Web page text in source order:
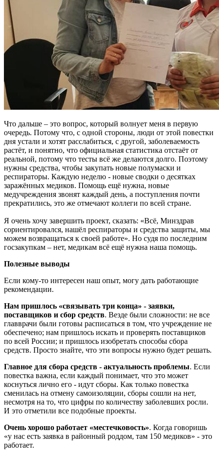
Что дальше – это вопрос, который волнует меня в первую
очередь. Потому что, с одной стороны, люди от этой повестки
дня устали и хотят расслабиться, с другой, заболеваемость
растёт, и понятно, что официальная статистика отстаёт от
реальной, потому что тесты всё же делаются долго. Поэтому
нужны средства, чтобы закупать новые полумаски и
респираторы. Каждую неделю - новые сводки о десятках
заражённых медиков. Помощь ещё нужна, новые
медучреждения звонят каждый день, а поступления почти
прекратились, это же отмечают коллеги по всей стране.
Я очень хочу завершить проект, сказать: «Всё, Минздрав
сориентировался, нашёл респираторы и средства защиты, мы
можем возвращаться к своей работе». Но судя по последним
госзакупкам – нет, медикам всё ещё нужна наша помощь.
Полезные выводы
Если кому-то интересен наш опыт, могу дать работающие
рекомендации.
Нам пришлось «связывать три конца» - заявки,
поставщиков и сбор средств. Везде были сложности: не все
главврачи были готовы расписаться в том, что учреждение не
обеспечено; нам пришлось искать и проверять поставщиков
по всей России; и пришлось изобретать способы сбора
средств. Просто знайте, что эти вопросы нужно будет решать.
Главное для сбора средств - актуальность проблемы. Если
повестка важна, если каждый понимает, что это может
коснуться лично его - идут сборы. Как только повестка
сменилась на отмену самоизоляции, сборы сошли на нет,
несмотря на то, что цифры по количеству заболевших росли.
И это отметили все подобные проекты.
Очень хорошо работает «местечковость». Когда говоришь
«у нас есть заявка в районный роддом, там 150 медиков» - это
работает.